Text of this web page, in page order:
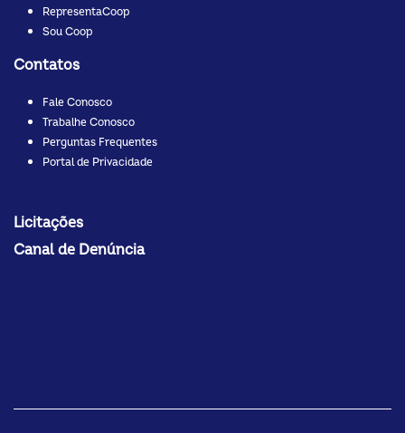
RepresentaCoop
Sou Coop
Contatos
Fale Conosco
Trabalhe Conosco
Perguntas Frequentes
Portal de Privacidade
Licitações
Canal de Denúncia